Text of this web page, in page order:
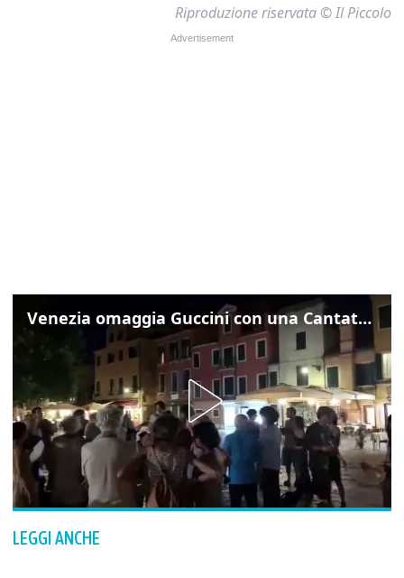
Riproduzione riservata © Il Piccolo
Venezia omaggia Guccini con una Cantata Anarchica in campo Santa Margherita
LEGGI ANCHE